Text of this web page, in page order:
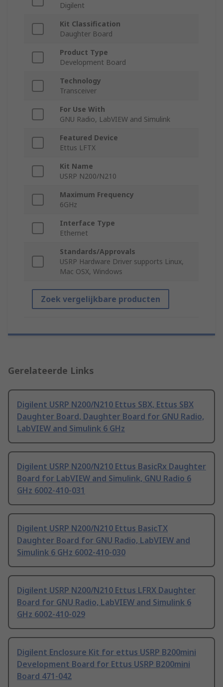
Digilent
Kit Classification
Daughter Board
Product Type
Development Board
Technology
Transceiver
For Use With
GNU Radio, LabVIEW and Simulink
Featured Device
Ettus LFTX
Kit Name
USRP N200/N210
Maximum Frequency
6GHz
Interface Type
Ethernet
Standards/Approvals
USRP Hardware Driver supports Linux,
Mac OSX, Windows
Zoek vergelijkbare producten
Gerelateerde Links
Digilent USRP N200/N210 Ettus SBX, Ettus SBX
Daughter Board, Daughter Board for GNU Radio,
LabVIEW and Simulink 6 GHz
Digilent USRP N200/N210 Ettus BasicRx Daughter
Board for LabVIEW and Simulink, GNU Radio 6
GHz 6002-410-031
Digilent USRP N200/N210 Ettus BasicTX
Daughter Board for GNU Radio, LabVIEW and
Simulink 6 GHz 6002-410-030
Digilent USRP N200/N210 Ettus LFRX Daughter
Board for GNU Radio, LabVIEW and Simulink 6
GHz 6002-410-029
Digilent Enclosure Kit for ettus USRP B200mini
Development Board for Ettus USRP B200mini
Board 471-042